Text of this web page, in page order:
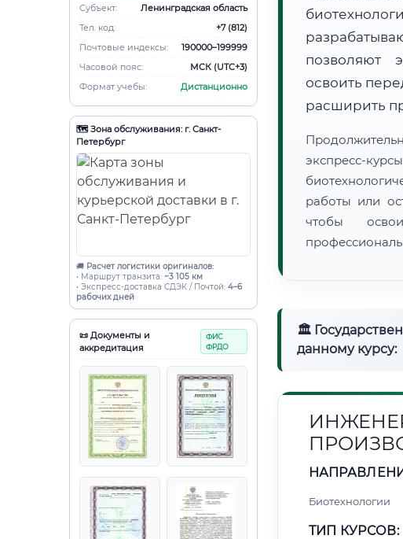
Субъект:
Ленинградская область
Тел. код:
+7 (812)
Почтовые индексы:
190000–199999
Часовой пояс:
МСК (UTC+3)
Формат учебы:
Дистанционно
🗺️ Зона обслуживания: г. Санкт-
Петербург
🚚 Расчет логистики оригиналов:
• Маршрут транзита: ~3 105 км
• Экспресс-доставка СДЭК / Почтой: 4–6
рабочих дней
📜 Документы и
аккредитация
ФИС
ФРДО
позволяют
освоить
расширить
экспресс-
работы или
чтобы
🏛
данному курсу:
Биотехнологии
ТИП КУРСОВ: